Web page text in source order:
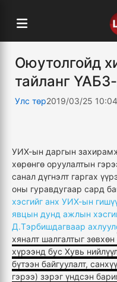
Оюутолгойд
тайланг
Улс төр2019/03/25 10:04
УИХ-ын даргын
хөрөнгө оруулалтын
санал дүгнэлт гаргах
оны гуравдугаар сард
хэсгийг анх УИХ-ын
явцын дунд ажлын
Д.Тэрбишдагваар
хяналт шалгалтыг зөвхөн
хүрээнд бус Хувь
бүтээн байгуулалт,
гэрээ) зэрэг үндсэн